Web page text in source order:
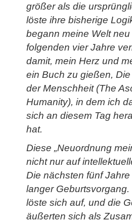
größer als die
löste ihre bisherige
begann meine Welt
folgenden vier Jahre
damit, mein Herz und
ein Buch zu gießen,
der Menschheit (The
Humanity), in dem ich
sich an diesem Tag
hat.
Diese „Neuordnung
nicht nur auf
Die nächsten fünf
langer
löste sich auf, und die
äußerten sich als